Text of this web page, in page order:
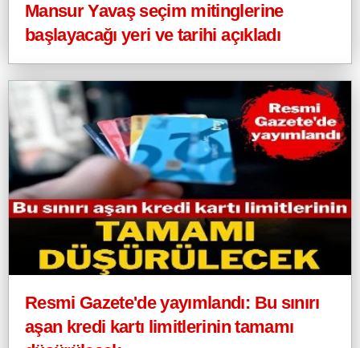
Mansur Yavaş seçim mitinglerine
başlayacağı yeri ve tarihi açıkladı
Resmi Gazete'de yayımlandı: Bu sınırı
aşan kredi kartı limitlerinin tamamı